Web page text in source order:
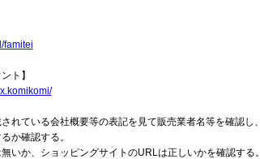
famitei
ト】
れている会社概要等の表記を見て販売業者名等を確認し
か確認する。
いか、ショッピングサイトのURLは正しいかを確認する